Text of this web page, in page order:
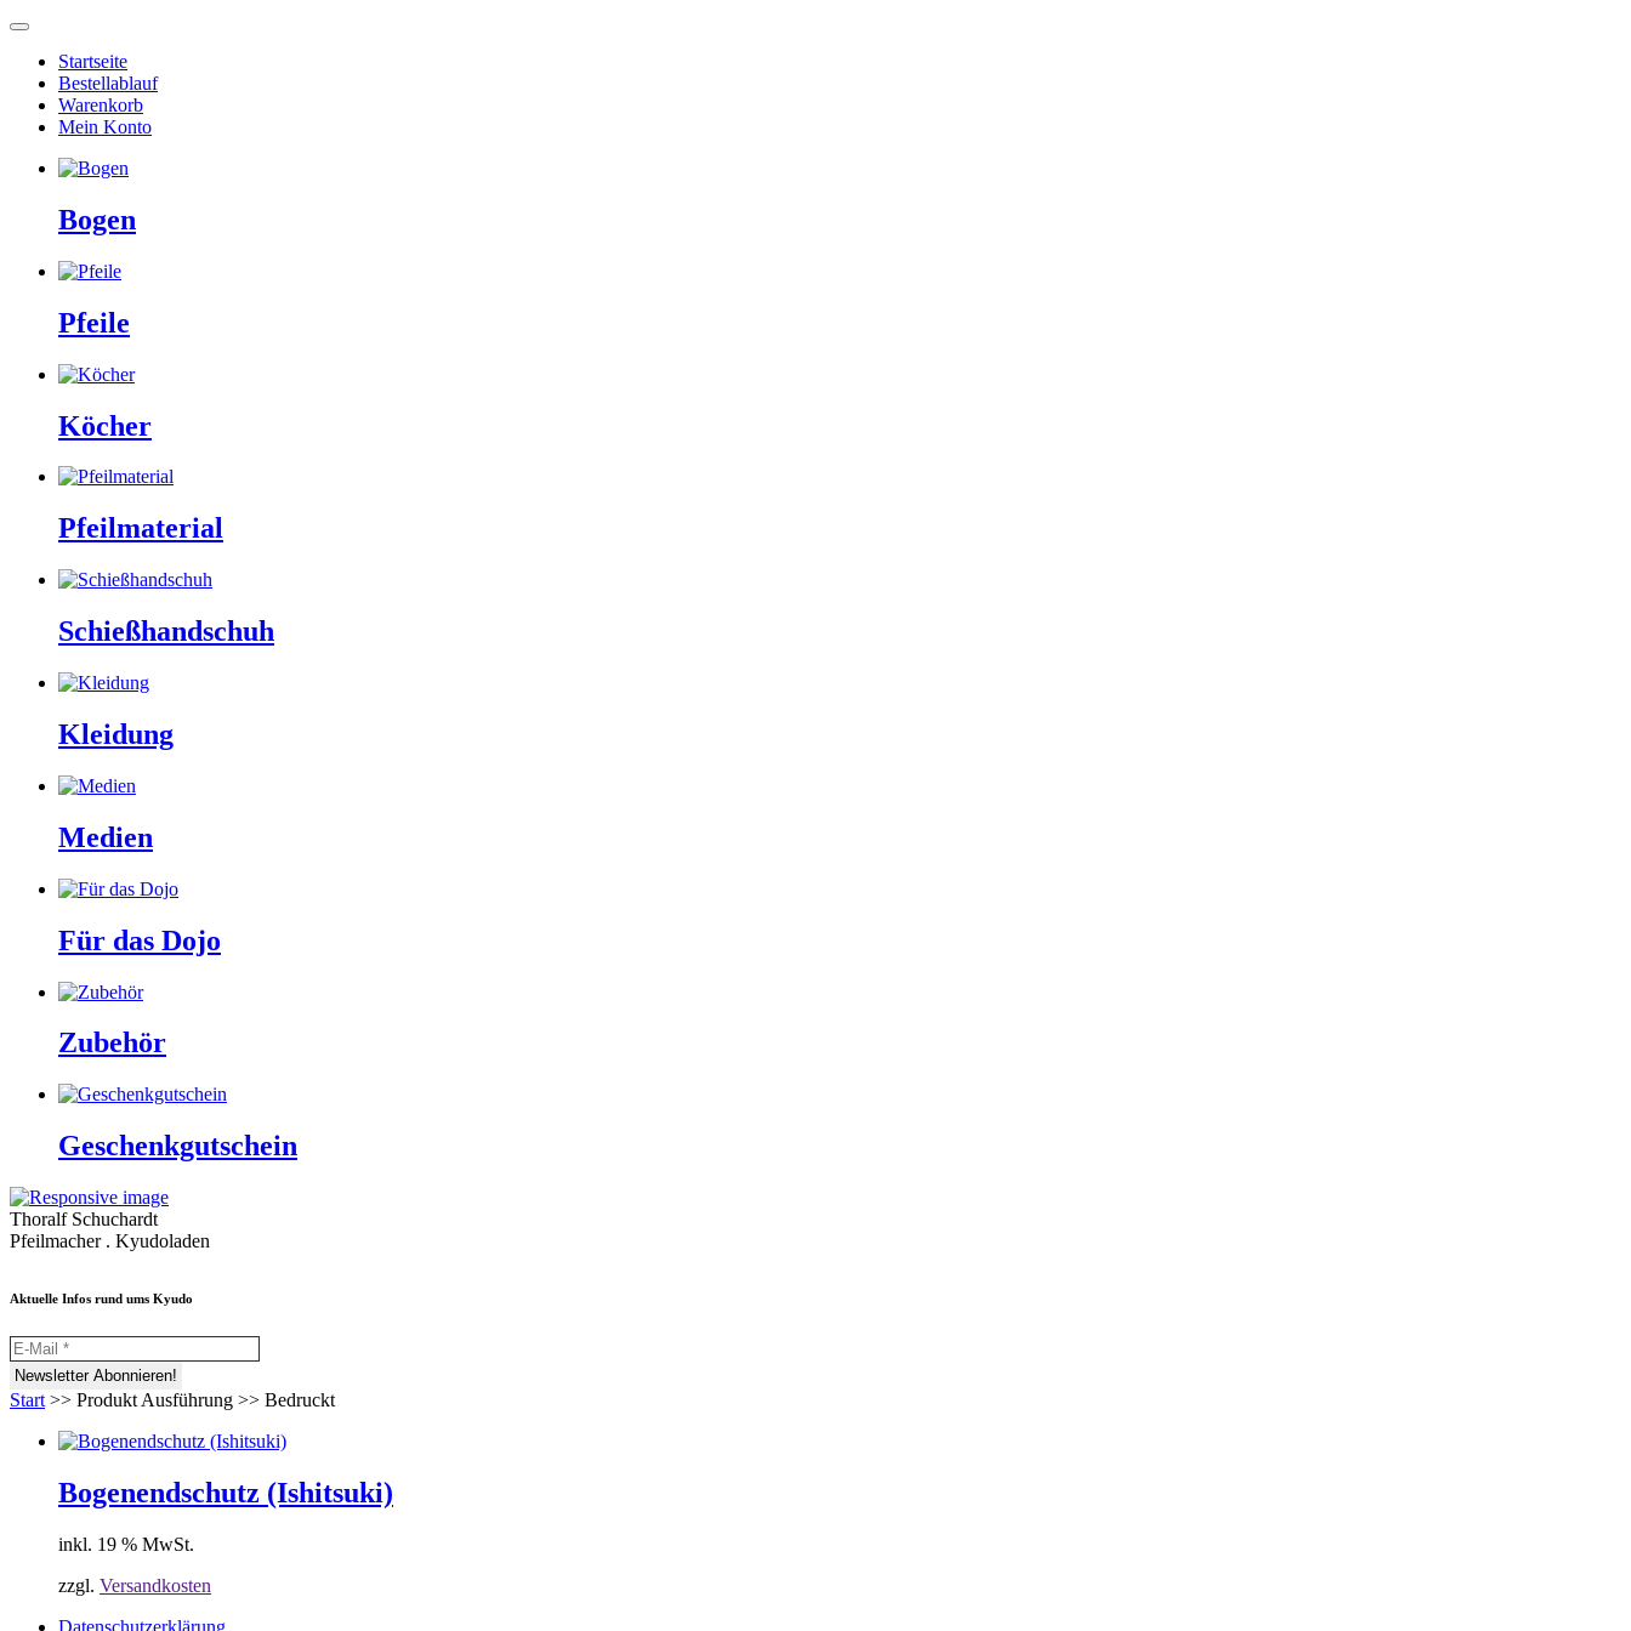
Startseite
Bestellablauf
Warenkorb
Mein Konto
Bogen
Pfeile
Köcher
Pfeilmaterial
Schießhandschuh
Kleidung
Medien
Für das Dojo
Zubehör
Geschenkgutschein
Thoralf Schuchardt
Pfeilmacher . Kyudoladen
Aktuelle Infos rund ums Kyudo
Start >> Produkt Ausführung >> Bedruckt
Bogenendschutz (Ishitsuki)
inkl. 19 % MwSt.
zzgl. Versandkosten
Datenschutzerklärung